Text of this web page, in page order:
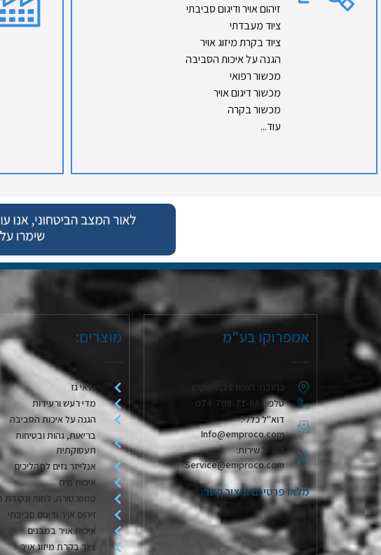
זיהום אויר ודיגום סביבתי
ציוד מעבדתי
ציוד בקרת מיזוג אויר
הגנה על איכות הסביבה
מכשור רפואי
מכשור דיגום אויר
מכשור בקרה
עוד...
אמפרוקו בע"מ
כתובת: הנפח 28, אשקלון
טלפון: 074-708-71-66
דוא"ל כללי:
Info@emproco.com
דוא"ל שירות:
Service@emproco.com
מלאו פרטיכם וניצור קשר:
מוצרים:
גלאי גז
מדי רעש ורעידות
הגנה על איכות הסביבה
בריאות, גהות ובטיחות
תעסוקתית
אנלייזר גזים לתהליכים
איכות מים
טמפרטורה, לחות ונקודת
זיהום אויר ודיגום סביבתי
איכות אויר במבנים
ציוד בקרת מיזוג אויר